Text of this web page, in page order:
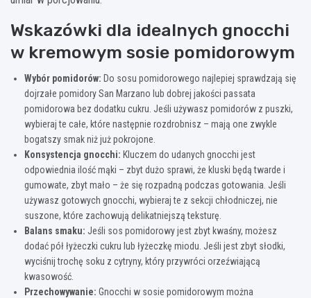
Wskazówki dla idealnych gnocchi
w kremowym sosie pomidorowym
Wybór pomidorów: Do sosu pomidorowego najlepiej sprawdzają się
dojrzałe pomidory San Marzano lub dobrej jakości passata
pomidorowa bez dodatku cukru. Jeśli używasz pomidorów z puszki,
wybieraj te całe, które następnie rozdrobnisz – mają one zwykle
bogatszy smak niż już pokrojone.
Konsystencja gnocchi: Kluczem do udanych gnocchi jest
odpowiednia ilość mąki – zbyt dużo sprawi, że kluski będą twarde i
gumowate, zbyt mało – że się rozpadną podczas gotowania. Jeśli
używasz gotowych gnocchi, wybieraj te z sekcji chłodniczej, nie
suszone, które zachowują delikatniejszą teksturę.
Balans smaku: Jeśli sos pomidorowy jest zbyt kwaśny, możesz
dodać pół łyżeczki cukru lub łyżeczkę miodu. Jeśli jest zbyt słodki,
wyciśnij trochę soku z cytryny, który przywróci orzeźwiającą
kwasowość.
Przechowywanie: Gnocchi w sosie pomidorowym można